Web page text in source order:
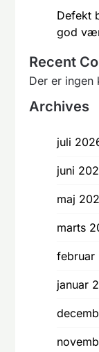
Defekt
god
Recent
Der er ingen
Archives
juli
juni
maj
marts
februar
januar